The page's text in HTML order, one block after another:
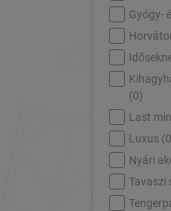
Gyógy-
(0)
Last
Luxus (0
Nyári
Tavaszi